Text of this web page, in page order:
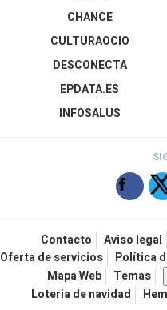
CHANCE
CULTURAOCIO
DESCONECTA
EPDATA.ES
INFOSALUS
Contacto Aviso legal
Oferta de servicios
Política
Mapa Web
Temas
Loteria de navidad